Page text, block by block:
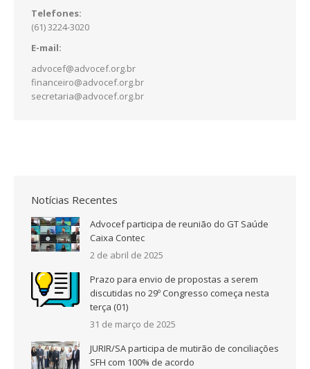
Telefones:
(61) 3224-3020
E-mail:
advocef@advocef.org.br
financeiro@advocef.org.br
secretaria@advocef.org.br
Notícias Recentes
Advocef participa de reunião do GT Saúde
Caixa Contec
2 de abril de 2025
Prazo para envio de propostas a serem
discutidas no 29º Congresso começa nesta
terça (01)
31 de março de 2025
JURIR/SA participa de mutirão de conciliações
SFH com 100% de acordo